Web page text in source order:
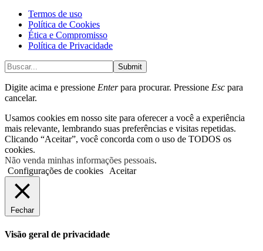
Termos de uso
Política de Cookies
Ética e Compromisso
Política de Privacidade
Submit
Digite acima e pressione Enterpara procurar. Pressione Esc para
cancelar.
Usamos cookies em nosso site para oferecer a você a experiência
mais relevante, lembrando suas preferências e visitas repetidas.
Clicando “Aceitar”, você concorda com o uso de TODOS os
cookies.
Não venda minhas informações pessoais.
Configurações de cookies
Aceitar
Fechar
Visão geral de privacidade